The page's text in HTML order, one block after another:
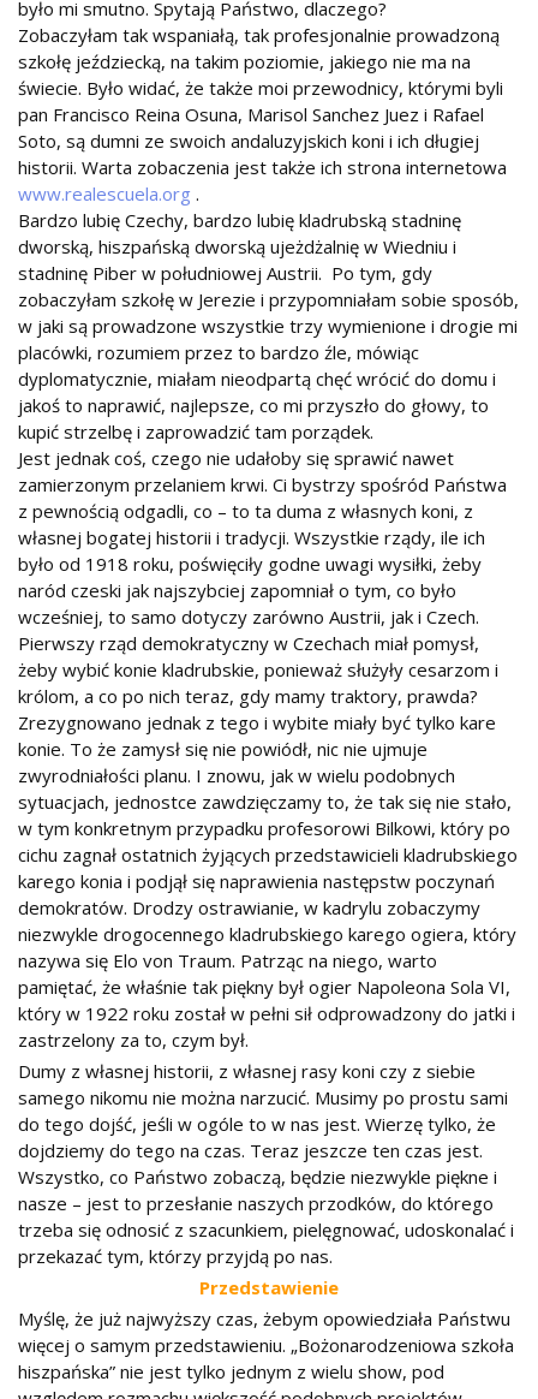
było mi smutno. Spytają Państwo, dlaczego?
Zobaczyłam tak wspaniałą, tak profesjonalnie prowadzoną
szkołę jeździecką, na takim poziomie, jakiego nie ma na
świecie. Było widać, że także moi przewodnicy, którymi byli
pan Francisco Reina Osuna, Marisol Sanchez Juez i Rafael
Soto, są dumni ze swoich andaluzyjskich koni i ich długiej
historii. Warta zobaczenia jest także ich strona internetowa
www.realescuela.org .
Bardzo lubię Czechy, bardzo lubię kladrubską stadninę
dworską, hiszpańską dworską ujeżdżalnię w Wiedniu i
stadninę Piber w południowej Austrii. Po tym, gdy
zobaczyłam szkołę w Jerezie i przypomniałam sobie sposób,
w jaki są prowadzone wszystkie trzy wymienione i drogie mi
placówki, rozumiem przez to bardzo źle, mówiąc
dyplomatycznie, miałam nieodpartą chęć wrócić do domu i
jakoś to naprawić, najlepsze, co mi przyszło do głowy, to
kupić strzelbę i zaprowadzić tam porządek.
Jest jednak coś, czego nie udałoby się sprawić nawet
zamierzonym przelaniem krwi. Ci bystrzy spośród Państwa
z pewnością odgadli, co – to ta duma z własnych koni, z
własnej bogatej historii i tradycji. Wszystkie rządy, ile ich
było od 1918 roku, poświęciły godne uwagi wysiłki, żeby
naród czeski jak najszybciej zapomniał o tym, co było
wcześniej, to samo dotyczy zarówno Austrii, jak i Czech.
Pierwszy rząd demokratyczny w Czechach miał pomysł,
żeby wybić konie kladrubskie, ponieważ służyły cesarzom i
królom, a co po nich teraz, gdy mamy traktory, prawda?
Zrezygnowano jednak z tego i wybite miały być tylko kare
konie. To że zamysł się nie powiódł, nic nie ujmuje
zwyrodniałości planu. I znowu, jak w wielu podobnych
sytuacjach, jednostce zawdzięczamy to, że tak się nie stało,
w tym konkretnym przypadku profesorowi Bilkowi, który po
cichu zagnał ostatnich żyjących przedstawicieli kladrubskiego
karego konia i podjął się naprawienia następstw poczynań
demokratów. Drodzy ostrawianie, w kadrylu zobaczymy
niezwykle drogocennego kladrubskiego karego ogiera, który
nazywa się Elo von Traum. Patrząc na niego, warto
pamiętać, że właśnie tak piękny był ogier Napoleona Sola VI,
który w 1922 roku został w pełni sił odprowadzony do jatki i
zastrzelony za to, czym był.
Dumy z własnej historii, z własnej rasy koni czy z siebie
samego nikomu nie można narzucić. Musimy po prostu sami
do tego dojść, jeśli w ogóle to w nas jest. Wierzę tylko, że
dojdziemy do tego na czas. Teraz jeszcze ten czas jest.
Wszystko, co Państwo zobaczą, będzie niezwykle piękne i
nasze – jest to przesłanie naszych przodków, do którego
trzeba się odnosić z szacunkiem, pielęgnować, udoskonalać i
przekazać tym, którzy przyjdą po nas.
Przedstawienie
Myślę, że już najwyższy czas, żebym opowiedziała Państwu
więcej o samym przedstawieniu. „Bożonarodzeniowa szkoła
hiszpańska” nie jest tylko jednym z wielu show, pod